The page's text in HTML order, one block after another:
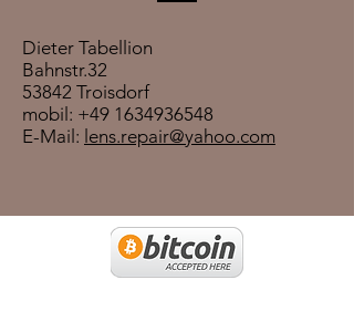
Dieter Tabellion
Bahnstr.32
53842 Troisdorf
mobil: +49 1634936548
E-Mail: lens.repair@yahoo.com